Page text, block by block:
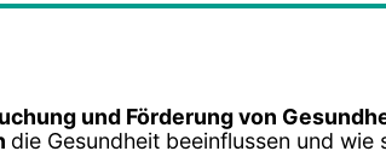
und Förderung von
die Gesundheit beeinflussen und wie